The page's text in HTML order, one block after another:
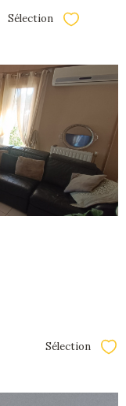
Sélection Sélectionner
Sélection